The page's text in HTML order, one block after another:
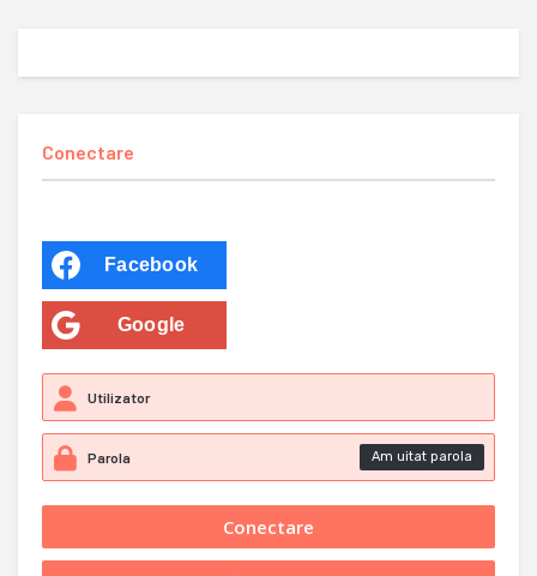
Conectare
Facebook
Google
Am uitat parola